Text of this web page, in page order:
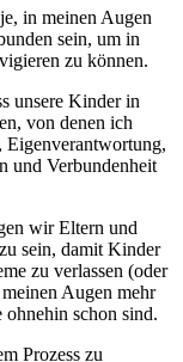
in meinen Augen
sein, um in
zu können.
unsere Kinder in
von denen ich
Eigenverantwortung,
und Verbundenheit
wir Eltern und
sein, damit Kinder
zu verlassen (oder
Augen mehr
ohnehin schon sind.
Prozess zu